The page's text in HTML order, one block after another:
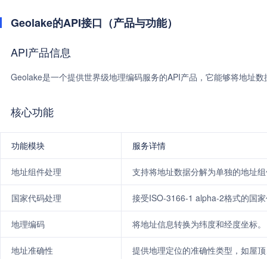
Geolake的API接口（产品与功能）
API产品信息
Geolake是一个提供世界级地理编码服务的API产品，它能够将地址
核心功能
功能模块 服务详情
地址组件处理 支持将地址数据分解为单独的地址
国家代码处理 接受ISO-3166-1 alpha-2格式的国
地理编码 将地址信息转换为纬度和经度坐标。
地址准确性 提供地理定位的准确性类型，如屋